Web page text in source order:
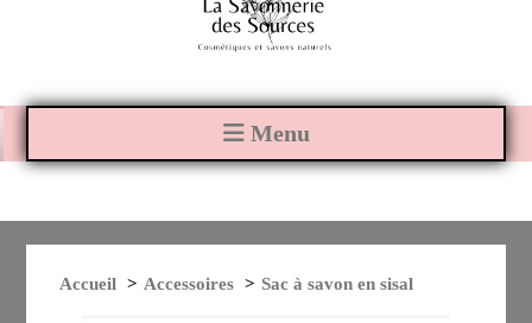
Menu
Accueil Accessoires Sac à savon en sisal